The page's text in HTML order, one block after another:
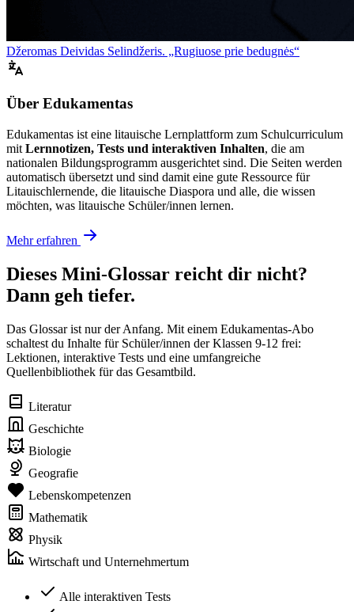
Džeromas Deividas Selindžeris. „Rugiuose prie bedugnės“
Über Edukamentas
Edukamentas ist eine litauische Lernplattform zum Schulcurriculum
mit Lernnotizen, Tests und interaktiven Inhalten, die am
nationalen Bildungsprogramm ausgerichtet sind. Die Seiten werden
automatisch übersetzt und sind damit eine gute Ressource für
Litauischlernende, die litauische Diaspora und alle, die wissen
möchten, was litauische Schüler/innen lernen.
Mehr erfahren
Dieses Mini-Glossar reicht dir nicht?
Dann geh tiefer.
Das Glossar ist nur der Anfang. Mit einem Edukamentas-Abo
schaltest du Inhalte für Schüler/innen der Klassen 9-12 frei:
Lektionen, interaktive Tests und eine umfangreiche
Quellenbibliothek für das Gesamtbild.
Literatur
Geschichte
Biologie
Geografie
Lebenskompetenzen
Mathematik
Physik
Wirtschaft und Unternehmertum
Alle interaktiven Tests